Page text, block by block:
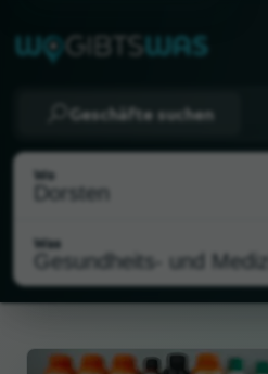
Geschäfte suchen
Wo
Was